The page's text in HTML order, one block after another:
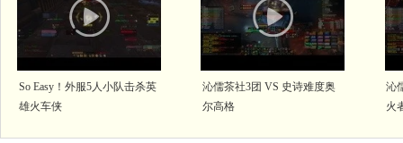
So Easy！外服5人小队击杀英
雄火车侠
沁儒茶社3团 VS 史诗难度奥
尔高格
沁
火